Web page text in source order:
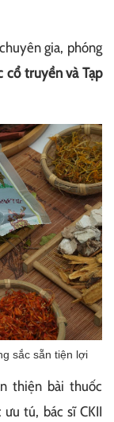
gia, phóng
cổ truyền và Tạp
sắc sẵn tiện lợi
thiện bài thuốc
tú, bác sĩ CKII